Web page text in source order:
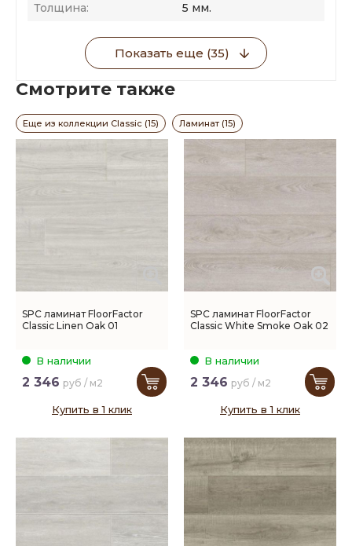
Толщина:
5 мм.
Показать еще (35)
Смотрите также
Еще из коллекции Classic (15) Ламинат (15)
SPC ламинат FloorFactor
Classic Linen Oak 01
В наличии
2 346 руб / м2
Купить в 1 клик
SPC ламинат FloorFactor
Classic White Smoke Oak 02
В наличии
2 346 руб / м2
Купить в 1 клик